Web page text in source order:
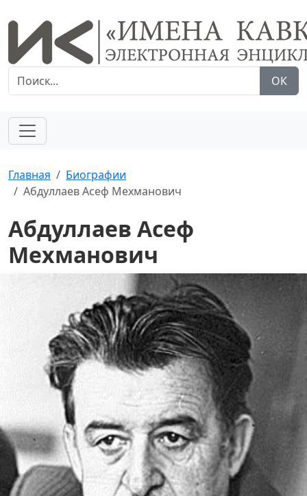
ОК
Главная
Биографии
Абдуллаев Асеф Мехманович
Абдуллаев Асеф
Мехманович